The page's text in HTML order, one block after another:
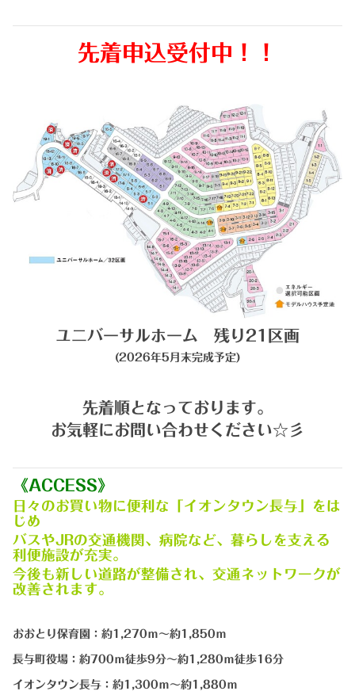
先着申込受付中！！
ユニバーサルホーム 残り21区画
(2026年5月末完成予定)
先着順となっております。
お気軽にお問い合わせください☆彡
《ACCESS》
日々のお買い物に便利な「イオンタウン長与」をは
じめ
バスやJRの交通機関、病院など、暮らしを支える
利便施設が充実。
今後も新しい道路が整備され、交通ネットワークが
改善されます。
おおとり保育園：約1,270ｍ～約1,850ｍ
長与町役場：約700ｍ徒歩9分～約1,280ｍ徒歩16分
イオンタウン長与：約1,300ｍ～約1,880ｍ